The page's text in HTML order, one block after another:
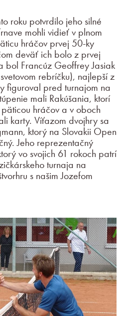
roku potvrdilo jeho silné
mohli vidieť v plnom
hráčov prvej 50-ky
deväť ich bolo z prvej
bol Francúz Geoffrey Jasiak
rebríčku), najlepší z
figuroval pred turnajom na
mali Rakúšania, ktorí
hráčov a v oboch
karty. Víťazom dvojhry sa
ktorý na Slovakii Open
Jeho reprezentačný
vo svojich 61 rokoch patrí
turnaja na
s našim Jozefom